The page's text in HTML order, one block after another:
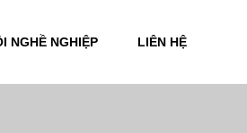
NGHỀ NGHIỆP LIÊN HỆ